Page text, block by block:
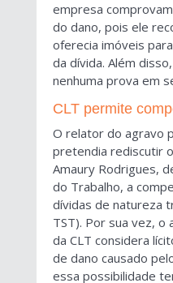
empresa
do dano, pois ele
oferecia imóveis
da dívida. Além
nenhuma prova em
CLT permite
O relator do agravo
pretendia rediscutir
Amaury Rodrigues,
do Trabalho, a
dívidas de natureza
TST). Por sua vez, o
da CLT considera
de dano causado
essa possibilidade